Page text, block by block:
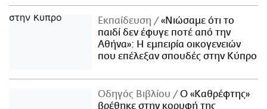
Εκπαίδευση
«Νιώσαμε ότι το
παιδί δεν έφυγε ποτέ από την
Αθήνα»: Η εμπειρία οικογενειών
που επέλεξαν σπουδές στην Κύπρο
Οδηγός Βιβλίου
Ο «Καθρέφτης»
βρέθηκε στην κορυφή της